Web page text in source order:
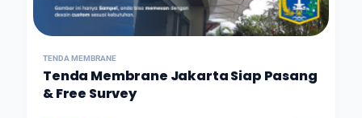
TENDA MEMBRANE
Tenda Membrane Jakarta Siap Pasang
& Free Survey